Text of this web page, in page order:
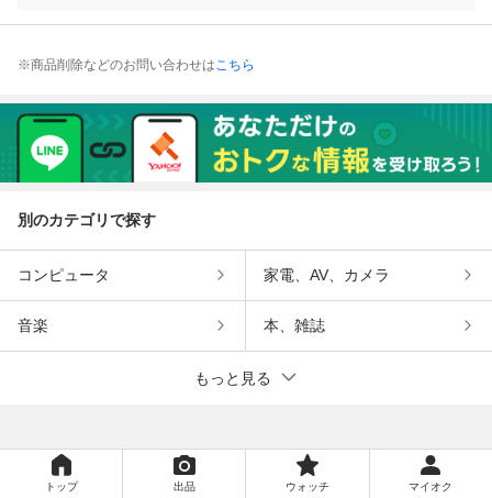
※商品削除などのお問い合わせはこちら
別のカテゴリで探す
コンピュータ 家電、AV、カメラ
音楽 本、雑誌
もっと見る
トップ 出品 ウォッチ マイオク